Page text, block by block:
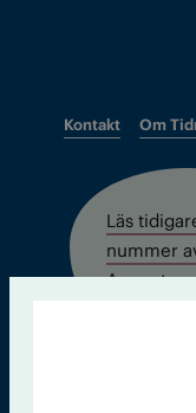
Kontakt Om
Läs
nummer
Accent